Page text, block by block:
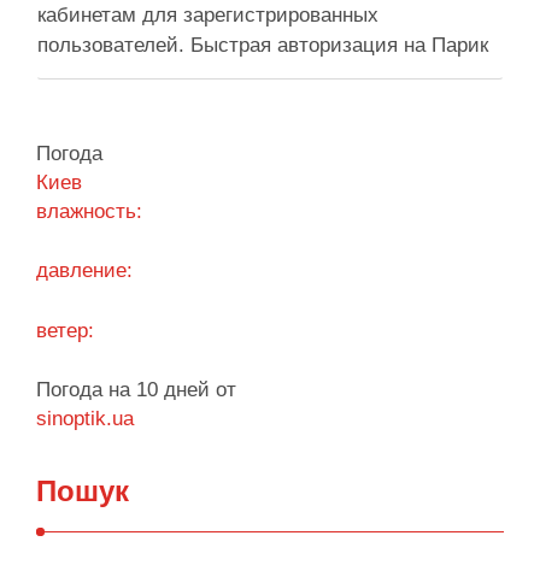
кабинетам для зарегистрированных
пользователей. Быстрая авторизация на Парик
24 казино позволяет клиентам мгновенно
система авторизации надежно защищает
персональные данные, сохраняя высокую
скорость обработки запросов при каждом входе.
Погода
Киев
влажность:
давление:
ветер:
Погода на 10 дней от
sinoptik.ua
Пошук